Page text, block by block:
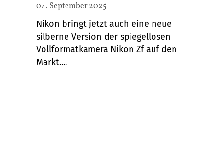
04. September 2025
Nikon bringt jetzt auch eine neue
silberne Version der spiegellosen
Vollformatkamera Nikon Zf auf den
Markt....